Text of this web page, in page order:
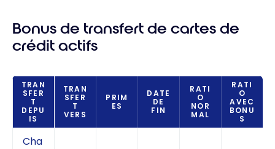
Bonus de transfert de cartes de
crédit actifs
TRAN
SFER
T
DEPU
IS
TRAN
SFER
T
VERS
PRIM
ES
DATE
DE
FIN
RATI
O
NOR
MAL
RATI
O
AVEC
BONU
S
Cha